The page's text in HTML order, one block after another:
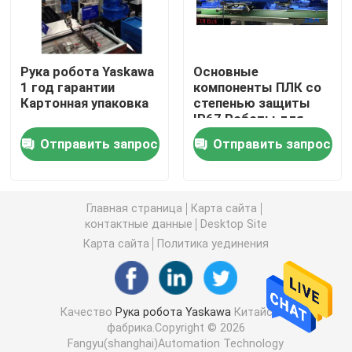
Рука робота Yaskawa
зрение робота 3D
Робототехнические рабочие места
Защитный чехол робота
Позиционер робота
Рука робота Yaskawa
1 год гарантии
Картонная упаковка
Отправить запрос
Основные
компоненты ПЛК со
степенью защиты
IP67 Роботы для
промышленной
автоматизации
Отправить запрос
Главная страница
Карта сайта
контактные данные
Desktop Site
Карта сайта
Политика уединения
Качество Рука робота Yaskawa Китайская
фабрика.Copyright © 2026
Fangyu(shanghai)Automation Technology